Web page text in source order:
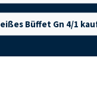
Büffet Gn 4/1